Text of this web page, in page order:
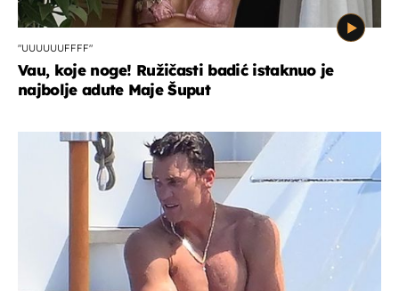
"UUUUUUFFFF"
Vau, koje noge! Ružičasti badić istaknuo je
najbolje adute Maje Šuput